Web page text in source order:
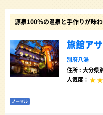
源泉100％の温泉と手作りが味
旅館ア
別府八湯
住所 : 大分県
人気度：
ノーマル